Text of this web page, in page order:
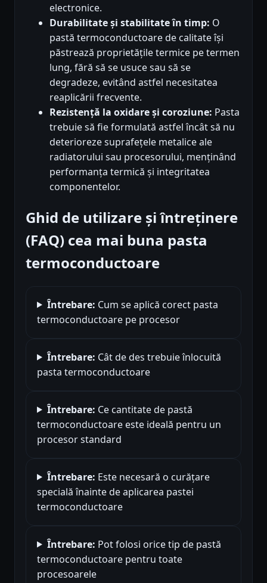
electronice.
Durabilitate și stabilitate în timp: O
pastă termoconductoare de calitate își
păstrează proprietățile termice pe termen
lung, fără să se usuce sau să se
degradeze, evitând astfel necesitatea
reaplicării frecvente.
Rezistență la oxidare și coroziune: Pasta
trebuie să fie formulată astfel încât să nu
deterioreze suprafețele metalice ale
radiatorului sau procesorului, menținând
performanța termică și integritatea
componentelor.
Ghid de utilizare și întreținere
(FAQ) cea mai buna pasta
termoconductoare
Întrebare: Cum se aplică corect pasta
termoconductoare pe procesor
Întrebare: Cât de des trebuie înlocuită
pasta termoconductoare
Întrebare: Ce cantitate de pastă
termoconductoare este ideală pentru un
procesor standard
Întrebare: Este necesară o curățare
specială înainte de aplicarea pastei
termoconductoare
Întrebare: Pot folosi orice tip de pastă
termoconductoare pentru toate
procesoarele